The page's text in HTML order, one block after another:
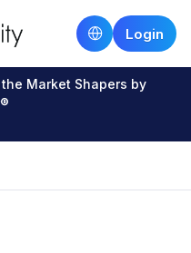
Login
Market Shapers by